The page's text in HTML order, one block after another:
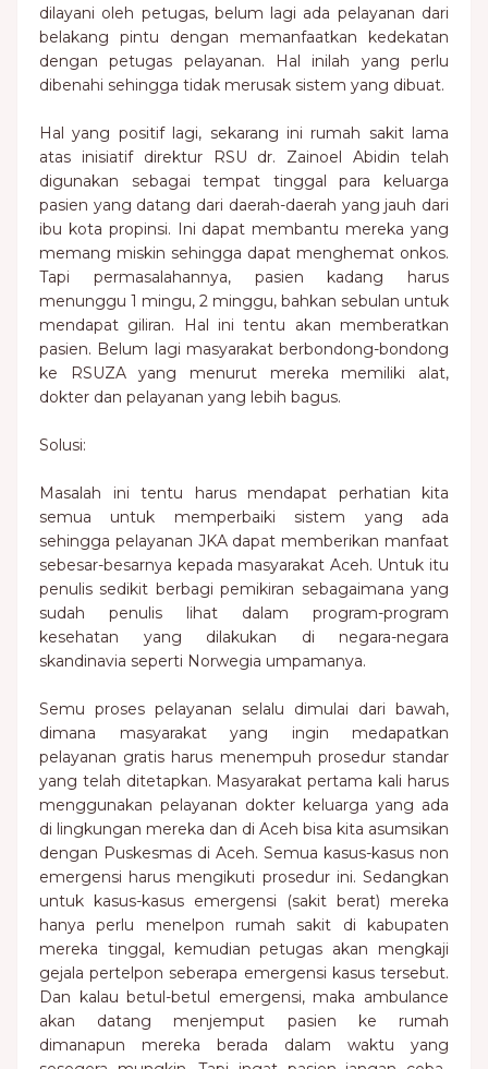
dilayani oleh petugas, belum lagi ada pelayanan dari
belakang pintu dengan memanfaatkan kedekatan
dengan petugas pelayanan. Hal inilah yang perlu
dibenahi sehingga tidak merusak sistem yang dibuat.
Hal yang positif lagi, sekarang ini rumah sakit lama
atas inisiatif direktur RSU dr. Zainoel Abidin telah
digunakan sebagai tempat tinggal para keluarga
pasien yang datang dari daerah-daerah yang jauh dari
ibu kota propinsi. Ini dapat membantu mereka yang
memang miskin sehingga dapat menghemat onkos.
Tapi permasalahannya, pasien kadang harus
menunggu 1 mingu, 2 minggu, bahkan sebulan untuk
mendapat giliran. Hal ini tentu akan memberatkan
pasien. Belum lagi masyarakat berbondong-bondong
ke RSUZA yang menurut mereka memiliki alat,
dokter dan pelayanan yang lebih bagus.
Solusi:
Masalah ini tentu harus mendapat perhatian kita
semua untuk memperbaiki sistem yang ada
sehingga pelayanan JKA dapat memberikan manfaat
sebesar-besarnya kepada masyarakat Aceh. Untuk itu
penulis sedikit berbagi pemikiran sebagaimana yang
sudah penulis lihat dalam program-program
kesehatan yang dilakukan di negara-negara
skandinavia seperti Norwegia umpamanya.
Semu proses pelayanan selalu dimulai dari bawah,
dimana masyarakat yang ingin medapatkan
pelayanan gratis harus menempuh prosedur standar
yang telah ditetapkan. Masyarakat pertama kali harus
menggunakan pelayanan dokter keluarga yang ada
di lingkungan mereka dan di Aceh bisa kita asumsikan
dengan Puskesmas di Aceh. Semua kasus-kasus non
emergensi harus mengikuti prosedur ini. Sedangkan
untuk kasus-kasus emergensi (sakit berat) mereka
hanya perlu menelpon rumah sakit di kabupaten
mereka tinggal, kemudian petugas akan mengkaji
gejala pertelpon seberapa emergensi kasus tersebut.
Dan kalau betul-betul emergensi, maka ambulance
akan datang menjemput pasien ke rumah
dimanapun mereka berada dalam waktu yang